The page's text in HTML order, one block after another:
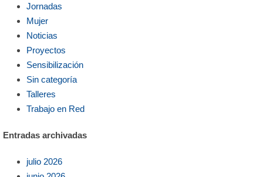
Jornadas
Mujer
Noticias
Proyectos
Sensibilización
Sin categoría
Talleres
Trabajo en Red
Entradas archivadas
julio 2026